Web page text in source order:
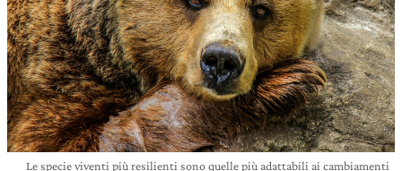
Le specie viventi più resilienti sono quelle più adattabili ai cambiamenti